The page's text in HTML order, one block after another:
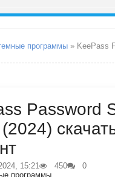
программы » KeePass
Password
15:21 450
0
программы